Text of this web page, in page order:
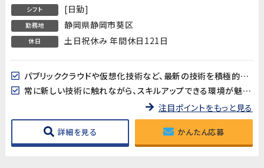
シフト [日勤]
勤務地 静岡県静岡市葵区
休日 土日祝休み 年間休日121日
パブリッククラウドや仮想化技術など、最新の技術を積極的に導入し、お客様のビジネスを支える高品質なインフラ構築を行っています。
常に新しい技術に触れながら、スキルアップできる環境が魅力です！
注目ポイントをもっと見る
詳細を見る かんたん応募